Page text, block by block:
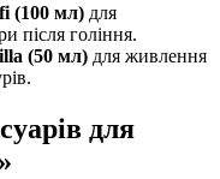
(100 мл) для
після гоління.
(50 мл) для живлення
для